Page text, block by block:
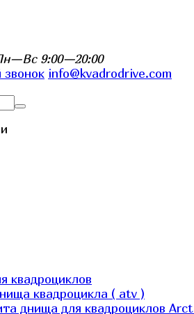
9:00—20:00
звонок info@kvadrodrive.com
квадроциклов
квадроцикла ( atv )
днища для квадроциклов